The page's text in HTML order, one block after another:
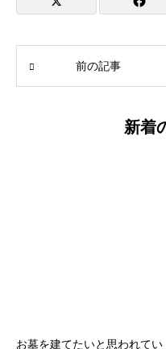
前の記事
新着
お墓を建てたいと思われてい